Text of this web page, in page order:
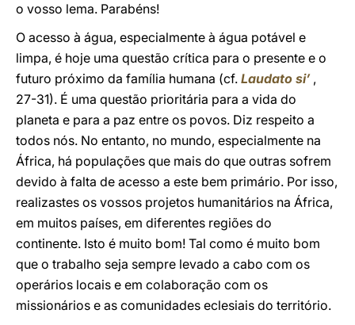
o vosso lema. Parabéns!
O acesso à água, especialmente à água potável e
limpa, é hoje uma questão crítica para o presente e o
futuro próximo da família humana (cf. Laudato si’,
27-31). É uma questão prioritária para a vida do
planeta e para a paz entre os povos. Diz respeito a
todos nós. No entanto, no mundo, especialmente na
África, há populações que mais do que outras sofrem
devido à falta de acesso a este bem primário. Por isso,
realizastes os vossos projetos humanitários na África,
em muitos países, em diferentes regiões do
continente. Isto é muito bom! Tal como é muito bom
que o trabalho seja sempre levado a cabo com os
operários locais e em colaboração com os
missionários e as comunidades eclesiais do território.